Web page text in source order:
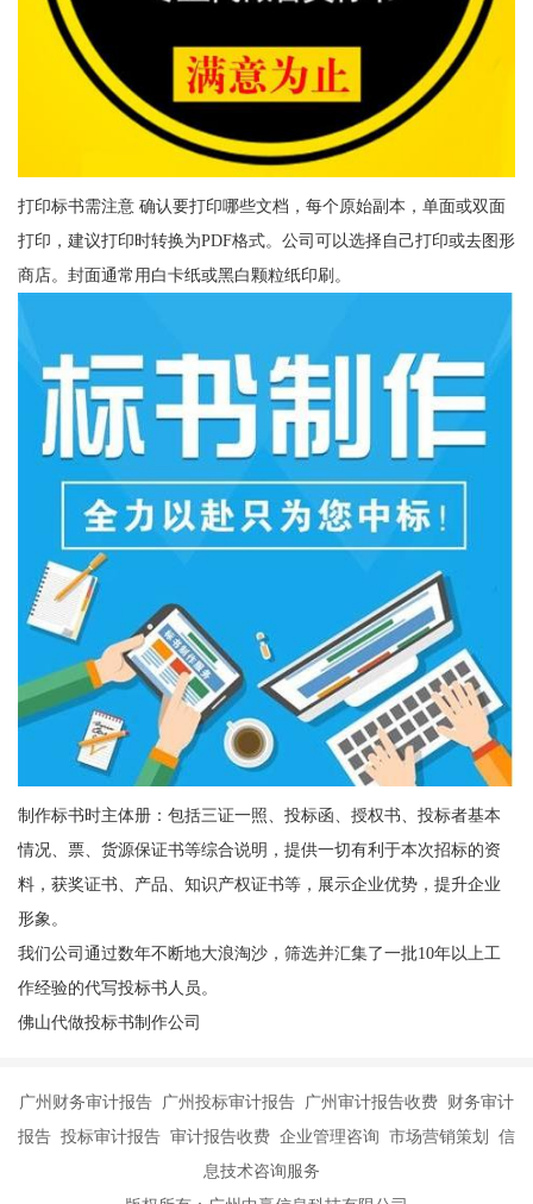
打印标书需注意 确认要打印哪些文档，每个原始副本，单面或双面
打印，建议打印时转换为PDF格式。公司可以选择自己打印或去图形
商店。封面通常用白卡纸或黑白颗粒纸印刷。
制作标书时主体册：包括三证一照、投标函、授权书、投标者基本
情况、票、货源保证书等综合说明，提供一切有利于本次招标的资
料，获奖证书、产品、知识产权证书等，展示企业优势，提升企业
形象。
我们公司通过数年不断地大浪淘沙，筛选并汇集了一批10年以上工
作经验的代写投标书人员。
佛山代做投标书制作公司
广州财务审计报告 广州投标审计报告 广州审计报告收费 财务审计
报告 投标审计报告 审计报告收费 企业管理咨询 市场营销策划 信
息技术咨询服务